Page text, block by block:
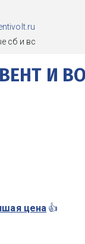
сб и вс
И
цена 👍